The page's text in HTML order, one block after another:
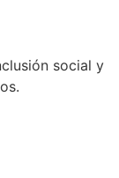
social y